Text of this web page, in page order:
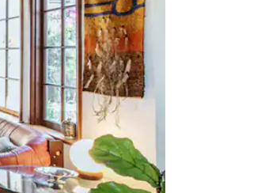
果を確認することができます。